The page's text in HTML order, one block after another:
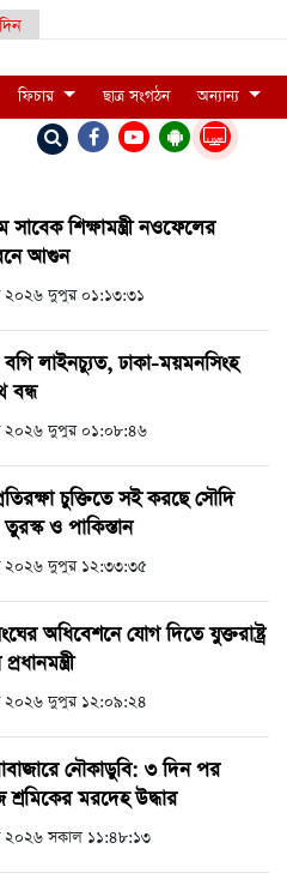
LIVE
ফিচার ছাত্র সংগঠন অন্যান্য
সাবেক শিক্ষামন্ত্রী নওফেলের
আগুন
২০২৬ দুপুর ০১:১৩:৩১
বগি লাইনচ্যুত, ঢাকা-ময়মনসিংহ
বন্ধ
২০২৬ দুপুর ০১:০৮:৪৬
চুক্তিতে সই করছে সৌদি
ও পাকিস্তান
২০২৬ দুপুর ১২:৩৩:৩৫
অধিবেশনে যোগ দিতে যুক্তরাষ্ট্র
২০২৬ দুপুর ১২:০৯:২৪
নৌকাডুবি: ৩ দিন পর
মরদেহ উদ্ধার
২০২৬ সকাল ১১:৪৮:১৩